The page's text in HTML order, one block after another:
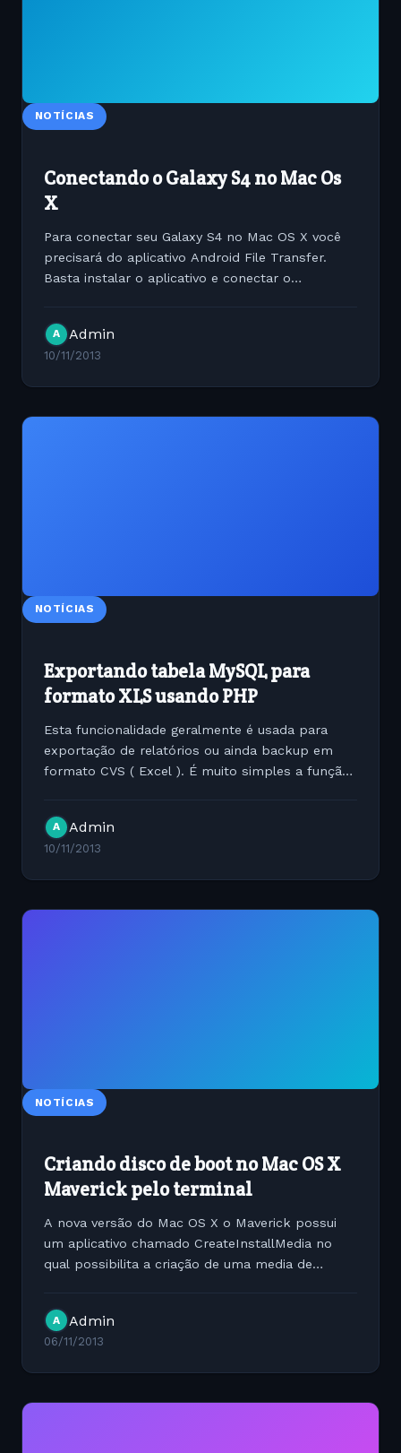
NOTÍCIAS
Conectando o Galaxy S4 no Mac Os
X
Para conectar seu Galaxy S4 no Mac OS X você
precisará do aplicativo Android File Transfer.
Basta instalar o aplicativo e conectar o
A Admin
10/11/2013
NOTÍCIAS
Exportando tabela MySQL para
formato XLS usando PHP
Esta funcionalidade geralmente é usada para
exportação de relatórios ou ainda backup em
formato CVS ( Excel ). É muito simples a função
select as data from...
A Admin
10/11/2013
NOTÍCIAS
Criando disco de boot no Mac OS X
Maverick pelo terminal
A nova versão do Mac OS X o Maverick possui
um aplicativo chamado CreateInstallMedia no
qual possibilita a criação de uma media de
execute o comando...
A Admin
06/11/2013